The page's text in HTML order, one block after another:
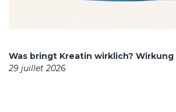
Was bringt Kreatin wirklich? Wirkung
29 juillet 2026